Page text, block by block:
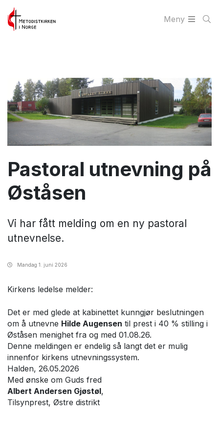
Meny
Pastoral utnevning på
Øståsen
Vi har fått melding om en ny pastoral
utnevnelse.
Mandag 1. juni 2026
Kirkens ledelse melder:
Det er med glede at kabinettet kunngjør beslutningen
om å utnevne Hilde Augensen til prest i 40 % stilling i
Øståsen menighet fra og med 01.08.26.
Denne meldingen er endelig så langt det er mulig
innenfor kirkens utnevningssystem.
Halden, 26.05.2026
Med ønske om Guds fred
Albert Andersen Gjøstøl,
Tilsynprest, Østre distrikt